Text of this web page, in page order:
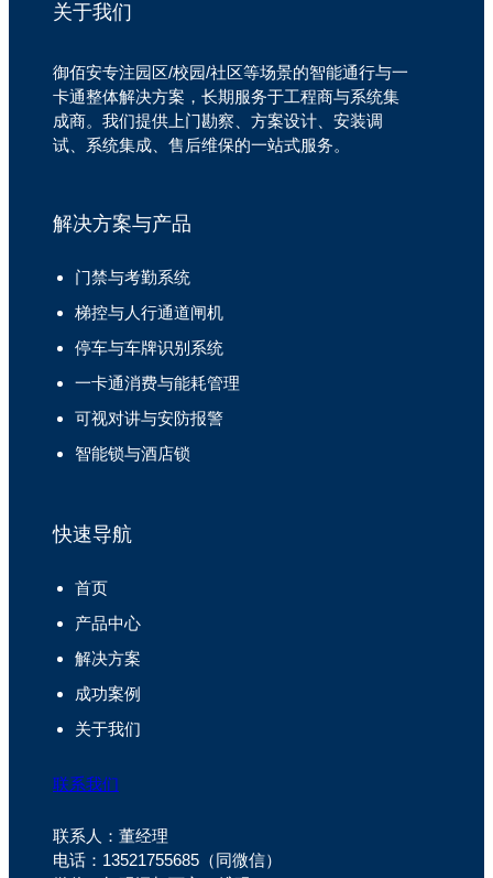
关于我们
御佰安专注园区/校园/社区等场景的智能通行与一
卡通整体解决方案，长期服务于工程商与系统集
成商。我们提供上门勘察、方案设计、安装调
试、系统集成、售后维保的一站式服务。
解决方案与产品
门禁与考勤系统
梯控与人行通道闸机
停车与车牌识别系统
一卡通消费与能耗管理
可视对讲与安防报警
智能锁与酒店锁
快速导航
首页
产品中心
解决方案
成功案例
关于我们
联系我们
联系人：董经理
电话：13521755685（同微信）